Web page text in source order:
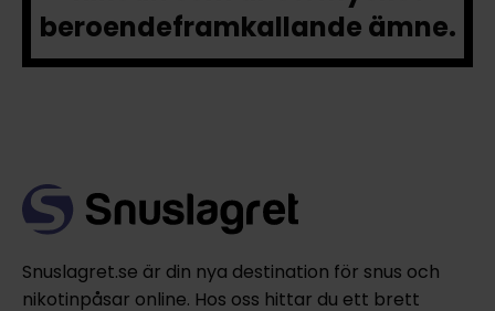
beroendeframkallande ämne.
Snuslagret.se är din nya destination för snus och
nikotinpåsar online. Hos oss hittar du ett brett